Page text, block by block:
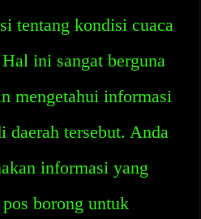
tentang kondisi cuaca
ini sangat berguna
mengetahui informasi
daerah tersebut. Anda
informasi yang
borong untuk